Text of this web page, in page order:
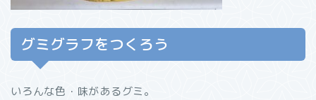
グミグラフをつくろう
いろんな色・味があるグミ。